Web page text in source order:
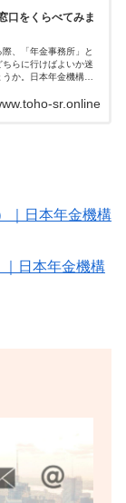
口をくらべてみま
、「年金事務所」と
ちらに行けばよいか迷
か。日本年金機構と
年金業務... sr.online
｜日本年金機構
日本年金機構